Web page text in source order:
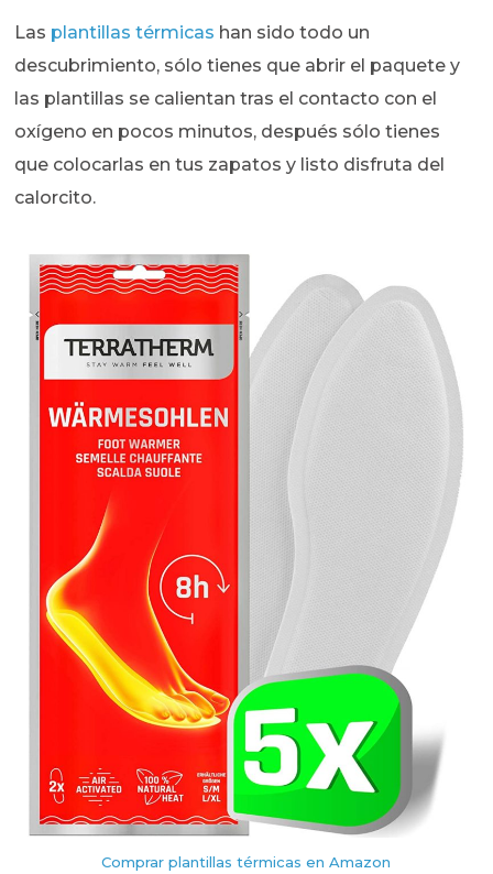
Las plantillas térmicas han sido todo un
descubrimiento, sólo tienes que abrir el paquete y
las plantillas se calientan tras el contacto con el
oxígeno en pocos minutos, después sólo tienes
que colocarlas en tus zapatos y listo disfruta del
calorcito.
Comprar plantillas térmicas en Amazon